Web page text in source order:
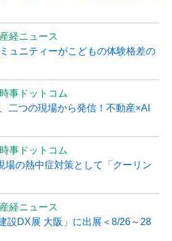
産経ニュース
ュニティーがこどもの体験格差の
時事ドットコム
二つの現場から発信！不動産×AI
時事ドットコム
場の熱中症対策として「クーリン
産経ニュース
設DX展 大阪」に出展＜8/26～28